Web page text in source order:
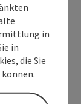
in
in
die Sie